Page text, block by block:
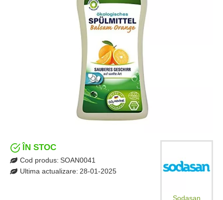
ÎN STOC
Cod produs: SOAN0041
Ultima actualizare: 28-01-2025
Sodasan